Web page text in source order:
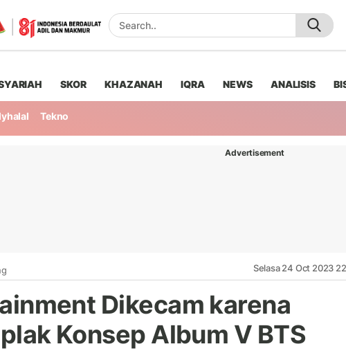
SKOR KHAZANAH IQRA NEWS ANALISIS
Tekno
Advertisement
Selasa 24 Oct 2023
Dikecam karena
Konsep Album V BTS